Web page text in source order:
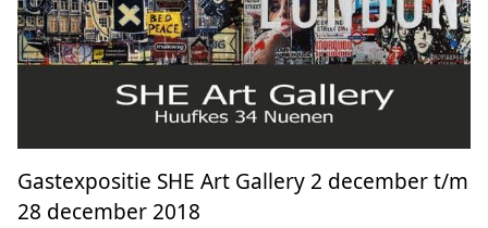
Gastexpositie SHE Art Gallery 2 december t/m
28 december 2018